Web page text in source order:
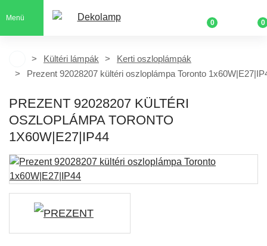
Menü
0 0
Kültéri lámpák
Kerti oszloplámpák
Prezent 92028207 kültéri oszloplámpa Toronto
PREZENT 92028207 KÜLTÉRI
OSZLOPLÁMPA TORONTO
1X60W|E27|IP44